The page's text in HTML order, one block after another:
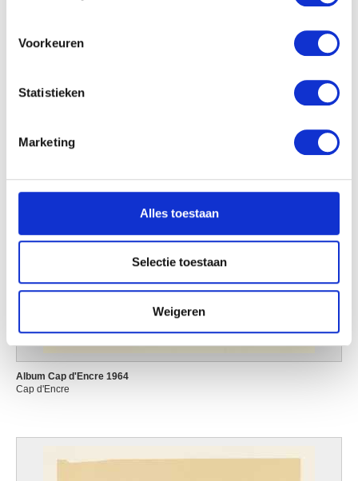
locatie, die tot een paar meter nauwkeurig kan zijn
scannen op specifieke eigenschappen (fingerprinting)
detailgedeeltein.
U kunt uw toestemming op elk moment wijzigen of
We gebruiken cookies om content en advertenties te
personaliseren, om functies voor social media te bieden
en om ons websiteverkeer te analyseren. Ook delen we
informatie over uw gebruik van onze site met onze
partners voor social media, adverteren en analyse. Deze
verzameld op basis van uw gebruik van hun services.
Voorkeuren
Statistieken
Marketing
Alles toestaan
Selectie toestaan
Weigeren
Album Cap d'Encre 1964
Cap d'Encre